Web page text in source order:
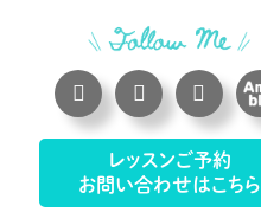
レッスンご予約
お問い合わせはこちら